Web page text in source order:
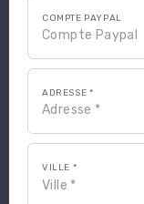
COMPTE PAYPAL
ADRESSE *
VILLE *